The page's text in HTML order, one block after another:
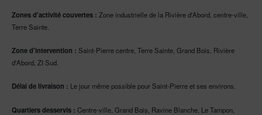
Zones d'activité couvertes : Zone industrielle de la Rivière d'Abord, centre-ville,
Terre Sainte.
Zone d'intervention : Saint-Pierre centre, Terre Sainte, Grand Bois, Rivière
d'Abord, ZI Sud.
Délai de livraison : Le jour même possible pour Saint-Pierre et ses environs.
Quartiers desservis : Centre-ville, Grand Bois, Ravine Blanche, Le Tampon,